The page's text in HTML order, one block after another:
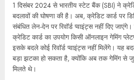
1 दिसंबर 2024 से भारतीय स्टेट बैंक (SBI) ने
बदलावों की घोषणा की है। अब, क्रेडिट कार्ड पर
संबंधित लेन-देन पर रिवॉर्ड प्वाइंट्स नहीं दिए
क्रेडिट कार्ड का उपयोग किसी ऑनलाइन गेमिंग
इसके बदले कोई रिवॉर्ड प्वाइंट्स नहीं मिलेंगे। यह
बड़ा झटका हो सकता है, क्योंकि अब तक गेमिंग से
मिलते थे।